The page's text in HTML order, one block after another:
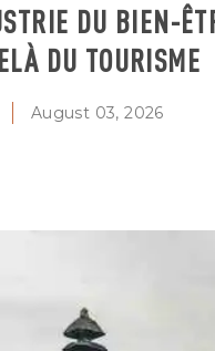
DU BIEN-
DU TOURISME
August 03, 2026